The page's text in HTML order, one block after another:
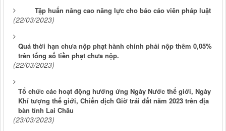
Tập huấn nâng cao năng lực cho báo cáo viên pháp luật
(22/03/2023)
Quá thời hạn chưa nộp phạt hành chính phải nộp thêm 0,05%
trên tổng số tiền phạt chưa nộp.
(22/03/2023)
Tổ chức các hoạt động hưởng ứng Ngày Nước thế giới, Ngày
Khí tượng thế giới, Chiến dịch Giờ trái đất năm 2023 trên địa
bàn tỉnh Lai Châu
(23/03/2023)